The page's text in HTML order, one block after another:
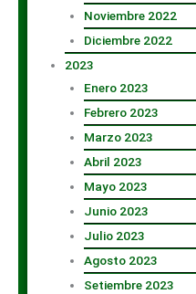
Noviembre 2022
Diciembre 2022
2023
Enero 2023
Febrero 2023
Marzo 2023
Abril 2023
Mayo 2023
Junio 2023
Julio 2023
Agosto 2023
Setiembre 2023